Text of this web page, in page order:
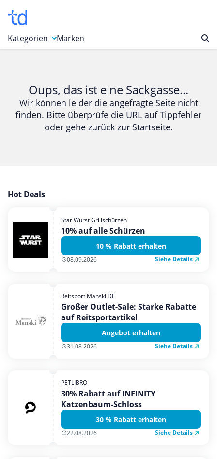
Kategorien
Bücher & Magazine
Computer & Elektronik
Entertainment & Media
Garten, Haushalt & Tiere
Mobilfunk & Internet
Mode & Accessoires
Shopping
Urlaub & Reise
Marken
Oups, das ist eine Sackgasse...
Wir können leider die angefragte Seite nicht
finden. Bitte überprüfe die URL auf Tippfehler
oder gehe zurück zur Startseite.
Hot Deals
Star Wurst Grillschürzen
10% auf alle Schürzen
10 % Rabatt erhalten
08.09.2026 Siehe Details
Reitsport Manski DE
Großer Outlet-Sale: Starke Rabatte
auf Reitsportartikel
Angebot erhalten
31.08.2026 Siehe Details
PETLIBRO
30% Rabatt auf INFINITY
Katzenbaum-Schloss
30 % Rabatt erhalten
22.08.2026 Siehe Details